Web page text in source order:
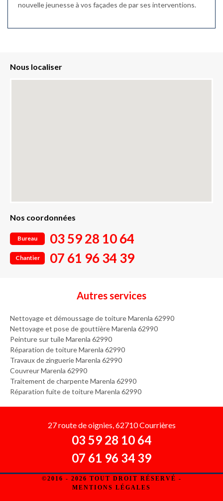
nouvelle jeunesse à vos façades de par ses interventions.
Nous localiser
Nos coordonnées
Bureau 03 59 28 10 64
Chantier 07 61 96 34 39
Autres services
Nettoyage et démoussage de toiture Marenla 62990
Nettoyage et pose de gouttière Marenla 62990
Peinture sur tuile Marenla 62990
Réparation de toiture Marenla 62990
Travaux de zinguerie Marenla 62990
Couvreur Marenla 62990
Traitement de charpente Marenla 62990
Réparation fuite de toiture Marenla 62990
27 route de oignies, 62710 Courrières
03 59 28 10 64
07 61 96 34 39
©2016 - 2026 TOUT DROIT RÉSERVÉ -
MENTIONS LÉGALES